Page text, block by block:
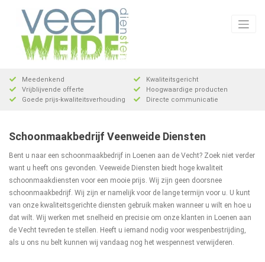
inhoud
Meedenkend
Kwaliteitsgericht
Vrijblijvende offerte
Hoogwaardige producten
Goede prijs-kwaliteitsverhouding
Directe communicatie
Schoonmaakbedrijf Veenweide Diensten
Bent u naar een schoonmaakbedrijf in Loenen aan de Vecht? Zoek niet verder
want u heeft ons gevonden. Veeweide Diensten biedt hoge kwaliteit
schoonmaakdiensten voor een mooie prijs. Wij zijn geen doorsnee
schoonmaakbedrijf. Wij zijn er namelijk voor de lange termijn voor u. U kunt
van onze kwaliteitsgerichte diensten gebruik maken wanneer u wilt en hoe u
dat wilt. Wij werken met snelheid en precisie om onze klanten in Loenen aan
de Vecht tevreden te stellen. Heeft u iemand nodig voor wespenbestrijding,
als u ons nu belt kunnen wij vandaag nog het wespennest verwijderen.